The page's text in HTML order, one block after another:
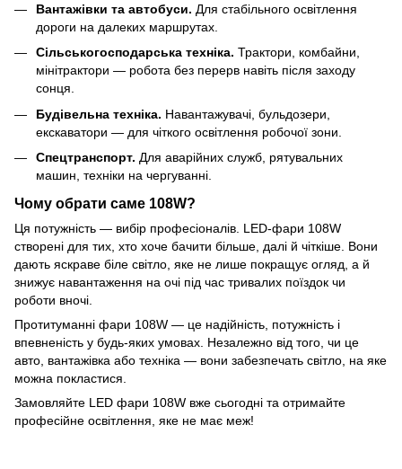
Вантажівки та автобуси. Для стабільного освітлення
дороги на далеких маршрутах.
Сільськогосподарська техніка. Трактори, комбайни,
мінітрактори — робота без перерв навіть після заходу
сонця.
Будівельна техніка. Навантажувачі, бульдозери,
екскаватори — для чіткого освітлення робочої зони.
Спецтранспорт. Для аварійних служб, рятувальних
машин, техніки на чергуванні.
Чому обрати саме 108W?
Ця потужність — вибір професіоналів. LED-фари 108W
створені для тих, хто хоче бачити більше, далі й чіткіше. Вони
дають яскраве біле світло, яке не лише покращує огляд, а й
знижує навантаження на очі під час тривалих поїздок чи
роботи вночі.
Протитуманні фари 108W — це надійність, потужність і
впевненість у будь-яких умовах. Незалежно від того, чи це
авто, вантажівка або техніка — вони забезпечать світло, на яке
можна покластися.
Замовляйте LED фари 108W вже сьогодні та отримайте
професійне освітлення, яке не має меж!